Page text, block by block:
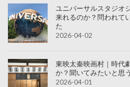
ユニバーサルスタジオ
来れるのか？問われて
た
2026-04-02
東映太秦映画村｜時代
か？聞いてみたいと思
2026-04-01